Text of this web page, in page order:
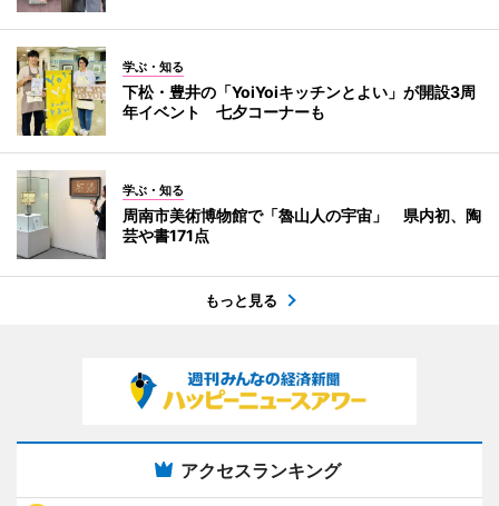
学ぶ・知る
下松・豊井の「YoiYoiキッチンとよい」が開設3周
年イベント 七夕コーナーも
学ぶ・知る
周南市美術博物館で「魯山人の宇宙」 県内初、陶
芸や書171点
もっと見る
アクセスランキング